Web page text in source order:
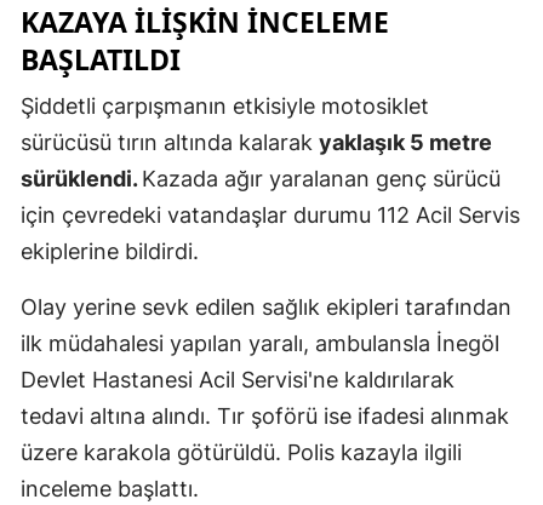
Kars
Kastamonu
Kırklareli
Kırşehir
Kocaeli
Konya
KAZAYA ILIŞKIN INCELEME
BAŞLATILDI
Şiddetli çarpışmanın etkisiyle motosiklet
sürücüsü tırın altında kalarak yaklaşık 5 metre
sürüklendi.Kazada ağır yaralanan genç sürücü
için çevredeki vatandaşlar durumu 112 Acil Servis
ekiplerine bildirdi.
Olay yerine sevk edilen sağlık ekipleri tarafından
ilk müdahalesi yapılan yaralı, ambulansla İnegöl
Devlet Hastanesi Acil Servisi'ne kaldırılarak
tedavi altına alındı. Tır şoförü ise ifadesi alınmak
üzere karakola götürüldü. Polis kazayla ilgili
inceleme başlattı.